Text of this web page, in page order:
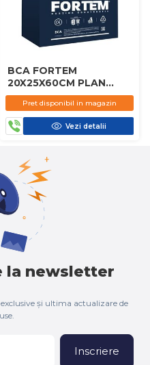
BCA FORTEM
20X25X60CM PLAN
D450
Pret disponibil in magazin
Vezi detalii
la newsletter
și ultima actualizare de
Inscriere